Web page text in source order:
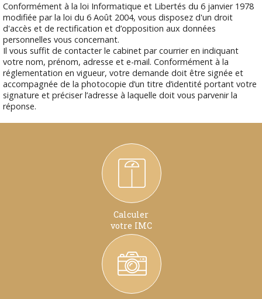
Conformément à la loi Informatique et Libertés du 6 janvier 1978
modifiée par la loi du 6 Août 2004, vous disposez d'un droit
d'accès et de rectification et d’opposition aux données
personnelles vous concernant.
Il vous suffit de contacter le cabinet par courrier en indiquant
votre nom, prénom, adresse et e-mail. Conformément à la
réglementation en vigueur, votre demande doit être signée et
accompagnée de la photocopie d’un titre d’identité portant votre
signature et préciser l’adresse à laquelle doit vous parvenir la
réponse.
Calculer
votre IMC